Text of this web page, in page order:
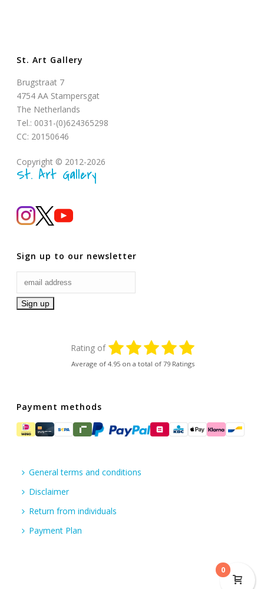
St. Art Gallery
Brugstraat 7
4754 AA Stampersgat
The Netherlands
Tel.: 0031-(0)624365298
CC: 20150646
Copyright © 2012-2026
St. Art Gallery
Sign up to our newsletter
Rating of
Average of 4.95 on a total of 79 Ratings
Payment methods
General terms and conditions
Disclaimer
Return from individuals
Payment Plan
0